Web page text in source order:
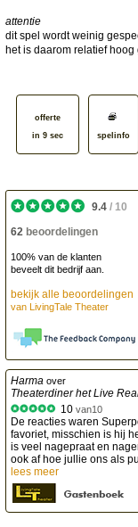
attentie
dit spel wordt weinig
het is daarom relatief hoog
offerte
in 9 sec
spelinfo
9.4 / 10
62 beoordelingen
100% van de klanten
beveelt dit bedrijf aan.
bekijk alle beoordelingen
van LivingTale Theater
Harma over
Theaterdiner het Live
10van10
De reacties waren
favoriet, misschien is hij
is veel nagepraat en
ook af hoe jullie ons als
lees meer